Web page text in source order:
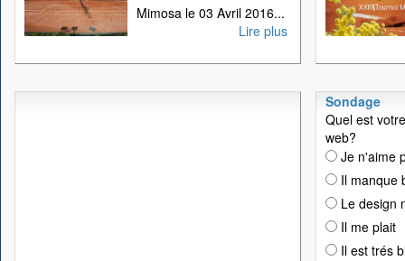
Mimosa le 03 Avril 2016...
Lire plus
Sondage
Quel est
web?
Je n'aime
Il manque
Le design
Il me plait
Il est trés